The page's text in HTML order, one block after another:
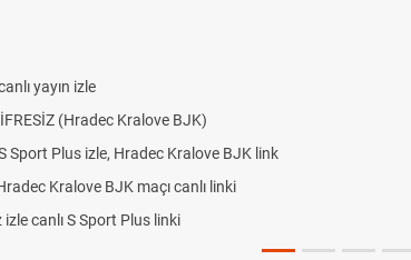
yayın izle
(Hradec Kralove BJK)
Sport Plus izle, Hradec Kralove BJK link
Kralove BJK maçı canlı linki
canlı S Sport Plus linki